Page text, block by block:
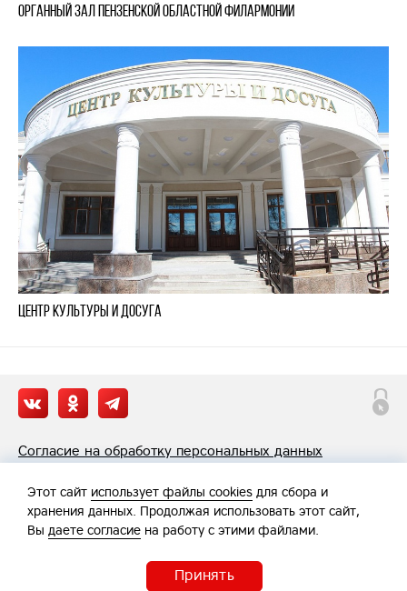
Органный зал Пензенской областной филармонии
Центр культуры и досуга
Согласие на обработку персональных данных
Этот сайт использует файлы cookies для сбора и
хранения данных. Продолжая использовать этот сайт,
Вы даете согласие на работу с этими файлами.
Принять